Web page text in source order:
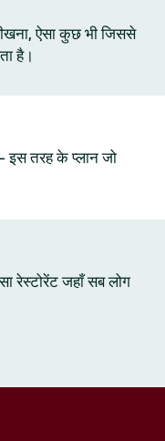
ऐसा कुछ भी जिससे
है।
इस तरह के प्लान जो
रेस्टोरेंट जहाँ सब लोग